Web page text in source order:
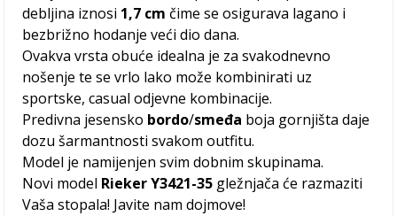
debljina iznosi 1,7 cm čime se osigurava lagano i
bezbrižno hodanje veći dio dana.
Ovakva vrsta obuće idealna je za svakodnevno
nošenje te se vrlo lako može kombinirati uz
sportske, casual odjevne kombinacije.
Predivna jesensko bordo/smeđa boja gornjišta daje
dozu šarmantnosti svakom outfitu.
Model je namijenjen svim dobnim skupinama.
Novi model Rieker Y3421-35 gležnjača će razmaziti
Vaša stopala! Javite nam dojmove!